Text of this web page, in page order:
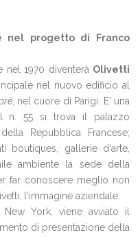
nel progetto di Franco
nel 1970 diventerà Olivetti
nel nuovo edificio al
, nel cuore di Parigi. E' una
n. 55 si trova il palazzo
Repubblica Francese;
boutiques, gallerie d'arte,
ambiente la sede della
far conoscere meglio non
l'immagine aziendale.
York, viene avviato il
di presentazione della